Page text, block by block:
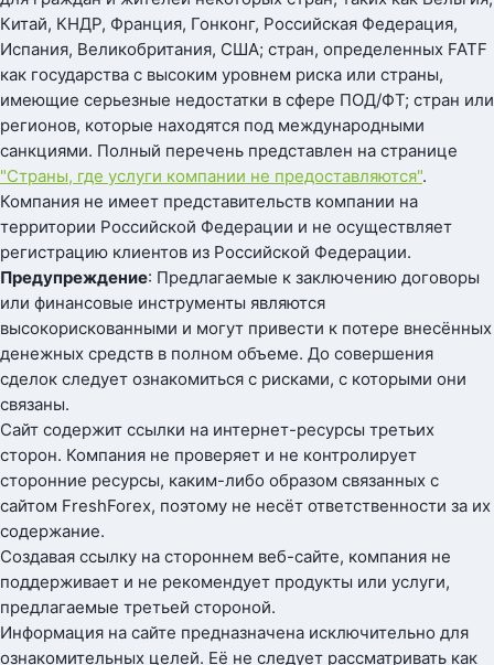
Китай, КНДР, Франция, Гонконг, Российская Федерация,
Испания, Великобритания, США; стран, определенных FATF
как государства с высоким уровнем риска или страны,
имеющие серьезные недостатки в сфере ПОД/ФТ; стран или
регионов, которые находятся под международными
санкциями. Полный перечень представлен на странице
"Страны, где услуги компании не предоставляются".
Компания не имеет представительств компании на
территории Российской Федерации и не осуществляет
регистрацию клиентов из Российской Федерации.
Предупреждение: Предлагаемые к заключению договоры
или финансовые инструменты являются
высокорискованными и могут привести к потере внесённых
денежных средств в полном объеме. До совершения
сделок следует ознакомиться с рисками, с которыми они
связаны.
Сайт содержит ссылки на интернет-ресурсы третьих
сторон. Компания не проверяет и не контролирует
сторонние ресурсы, каким-либо образом связанных с
сайтом FreshForex, поэтому не несёт ответственности за их
содержание.
Создавая ссылку на стороннем веб-сайте, компания не
поддерживает и не рекомендует продукты или услуги,
предлагаемые третьей стороной.
Информация на сайте предназначена исключительно для
ознакомительных целей. Её не следует рассматривать как